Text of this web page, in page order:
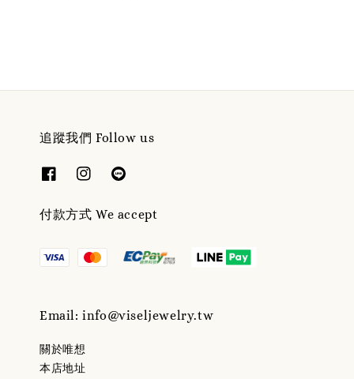
追蹤我們 Follow us
付款方式 We accept
Email: info@viseljewelry.tw
關於唯想
本店地址